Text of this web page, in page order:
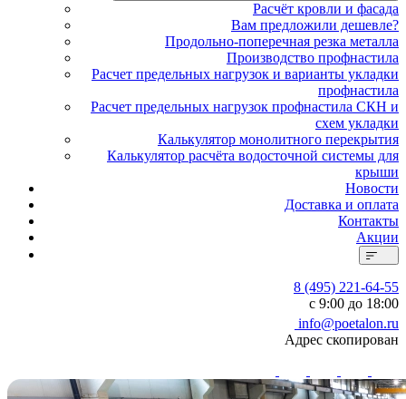
Расчёт кровли и фасада
Вам предложили дешевле?
Продольно-поперечная резка металла
Производство профнастила
Расчет предельных нагрузок и варианты укладки
профнастила
Расчет предельных нагрузок профнастила СКН и
схем укладки
Калькулятор монолитного перекрытия
Калькулятор расчёта водосточной системы для
крыши
Новости
Доставка и оплата
Контакты
Акции
8 (495) 221-64-55
с 9:00 до 18:00
info@poetalon.ru
Адрес скопирован